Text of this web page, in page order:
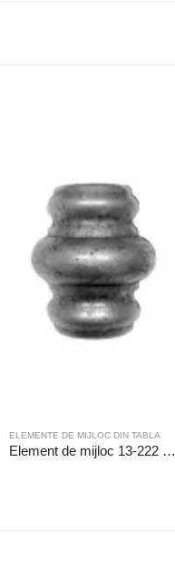
ELEMENTE DE MIJLOC DIN TABLA
Element de mijloc 13-222 Gaura (mm): ◻16.5